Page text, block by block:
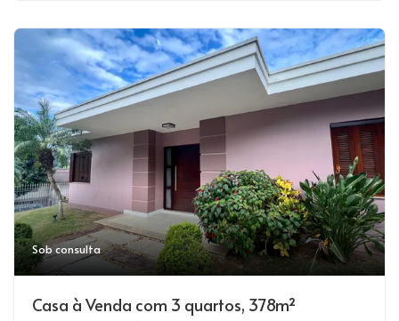
Sob consulta
Casa à Venda com 3 quartos, 378m²